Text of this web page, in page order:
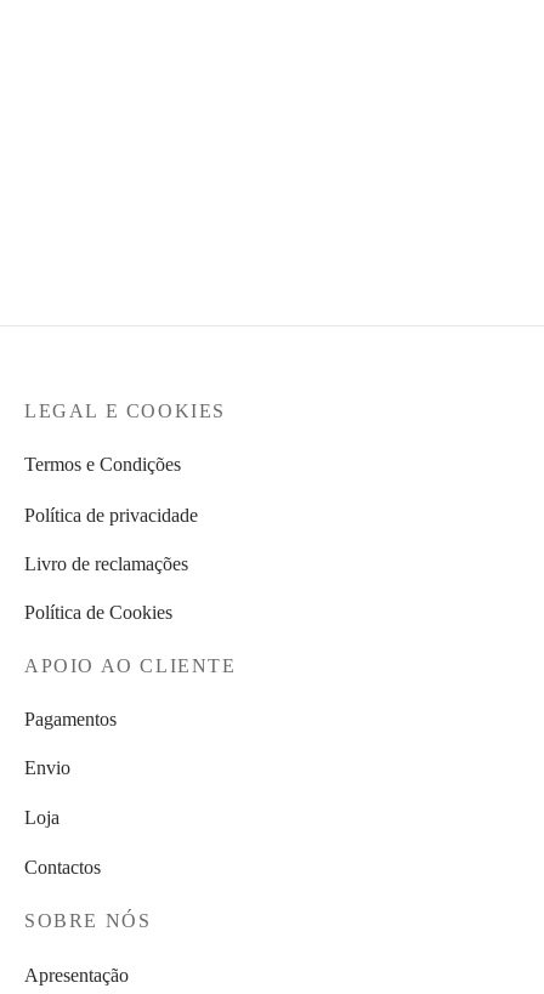
LEGAL E COOKIES
Termos e Condições
Política de privacidade
Livro de reclamações
Política de Cookies
APOIO AO CLIENTE
Pagamentos
Envio
Loja
Contactos
SOBRE NÓS
Apresentação